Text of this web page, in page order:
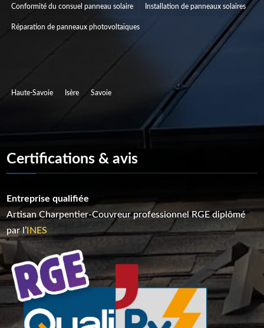
Conformité du consuel panneau solaire Installation de panneaux solaires
Réparation de panneaux photovoltaïques
Haute-Savoie Isère Savoie
Certifications & avis
Entreprise qualifiée
Artisan Charpentier-Couvreur professionnel RGE diplômé
par l’ INES